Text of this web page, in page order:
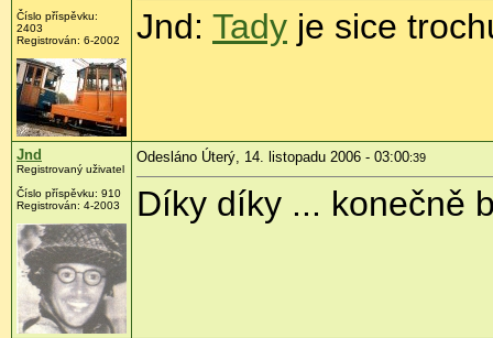
Číslo příspěvku:
2403
Registrován: 6-2002
Jnd: Tady je sice
Jnd
Registrovaný uživatel
Číslo příspěvku: 910
Registrován: 4-2003
Odesláno Úterý, 14. listopadu 2006 - 03:00:39
Díky díky ... konečně